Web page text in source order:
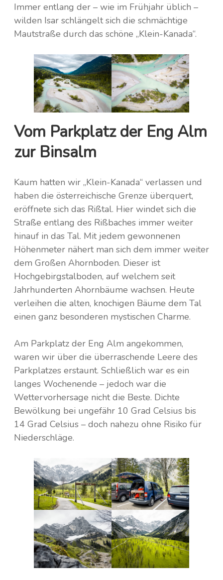
Immer entlang der – wie im Frühjahr üblich –
wilden Isar schlängelt sich die schmächtige
Mautstraße durch das schöne „Klein-Kanada“.
Vom Parkplatz der Eng Alm
zur Binsalm
Kaum hatten wir „Klein-Kanada“ verlassen und
haben die österreichische Grenze überquert,
eröffnete sich das Rißtal. Hier windet sich die
Straße entlang des Rißbaches immer weiter
hinauf in das Tal. Mit jedem gewonnenen
Höhenmeter nähert man sich dem immer weiter
dem Großen Ahornboden. Dieser ist
Hochgebirgstalboden, auf welchem seit
Jahrhunderten Ahornbäume wachsen. Heute
verleihen die alten, knochigen Bäume dem Tal
einen ganz besonderen mystischen Charme.
Am Parkplatz der Eng Alm angekommen,
waren wir über die überraschende Leere des
Parkplatzes erstaunt. Schließlich war es ein
langes Wochenende – jedoch war die
Wettervorhersage nicht die Beste. Dichte
Bewölkung bei ungefähr 10 Grad Celsius bis
14 Grad Celsius – doch nahezu ohne Risiko für
Niederschläge.